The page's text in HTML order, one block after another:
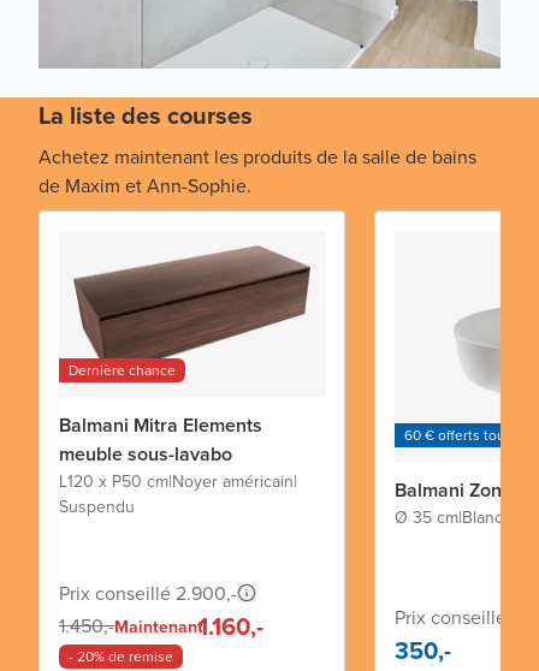
La liste des courses
Achetez maintenant les produits de la salle de bains
de Maxim et Ann-Sophie.
Dernière chance
Balmani Mitra Elements
meuble sous-lavabo
L120 x P50 cm|Noyer américain|
Suspendu
Prix conseillé 2.900,-
1.450,-Maintenant1.160,-
- 20% de remise
60 € offerts tous
Balmani Zone
Ø 35 cm|Blanc mat
Prix conseillé
350,-